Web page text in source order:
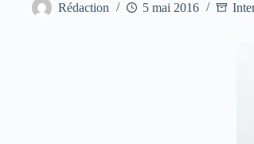
Rédaction 5 mai 2016